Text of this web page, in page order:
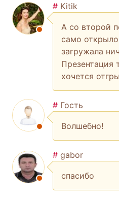
# Kitik
А со второй
само
загружала
Презентация
хочется
# Гость
Волшебно!
# gabor
спасибо